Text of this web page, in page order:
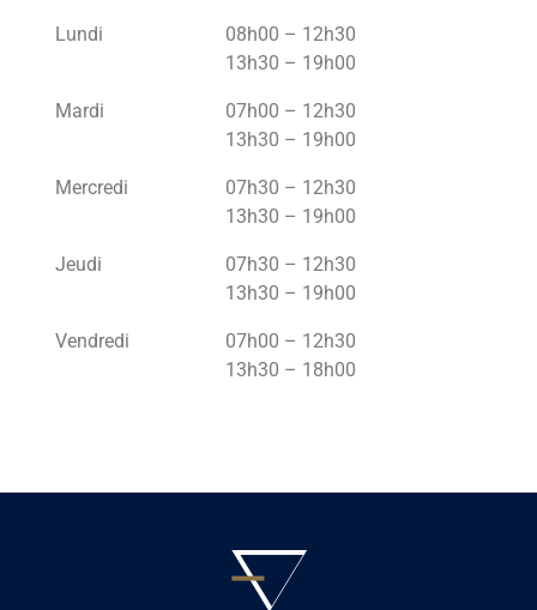
Lundi
08h00 – 12h30
13h30 – 19h00
Mardi
07h00 – 12h30
13h30 – 19h00
Mercredi
07h30 – 12h30
13h30 – 19h00
Jeudi
07h30 – 12h30
13h30 – 19h00
Vendredi
07h00 – 12h30
13h30 – 18h00
Clinique
Francisco